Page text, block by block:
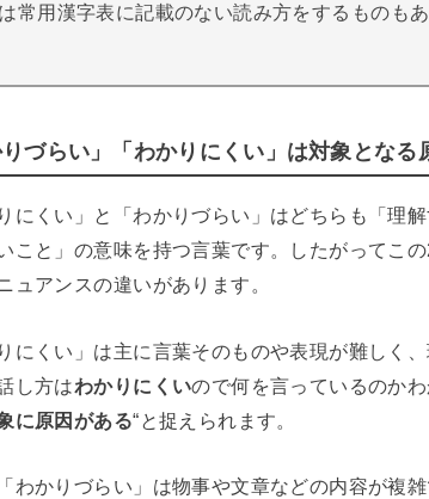
常用漢字表に記載のない読み方をするものも
りづらい」「わかりにくい」は対象となる
りにくい」と「わかりづらい」はどちらも「理
こと」の意味を持つ言葉です。したがってこ
ュアンスの違いがあります。
りにくい」は主に言葉そのものや表現が難しく
し方はわかりにくいので何を言っているのか
に原因がある“と捉えられます。
わかりづらい」は物事や文章などの内容が複